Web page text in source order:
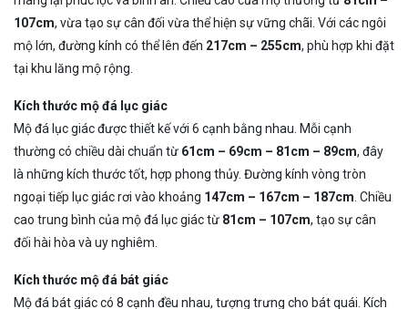
107cm, vừa tạo sự cân đối vừa thể hiện sự vững chãi. Với các ngôi
mộ lớn, đường kính có thể lên đến 217cm – 255cm, phù hợp khi đặt
tại khu lăng mộ rộng.
Kích thước mộ đá lục giác
Mộ đá lục giác được thiết kế với 6 cạnh bằng nhau. Mỗi cạnh
thường có chiều dài chuẩn từ 61cm – 69cm – 81cm – 89cm, đây
là những kích thước tốt, hợp phong thủy. Đường kính vòng tròn
ngoại tiếp lục giác rơi vào khoảng 147cm – 167cm – 187cm. Chiều
cao trung bình của mộ đá lục giác từ 81cm – 107cm, tạo sự cân
đối hài hòa và uy nghiêm.
Kích thước mộ đá bát giác
Mộ đá bát giác có 8 cạnh đều nhau, tượng trưng cho bát quái. Kích